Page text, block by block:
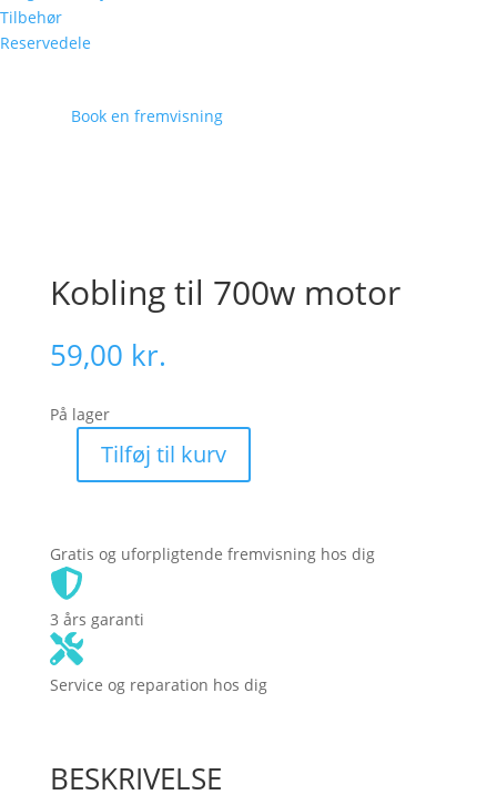
Tilbehør
Reservedele
Book en fremvisning
Kobling til 700w motor
59,00 kr.
På lager
motor
antal
Tilføj til kurv
Gratis og uforpligtende fremvisning hos dig
3 års garanti
Service og reparation hos dig
BESKRIVELSE